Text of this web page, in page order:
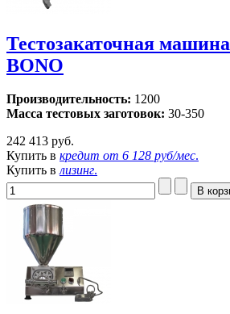
Тестозакаточная
BONO
Производительность: 1200
Масса тестовых заготовок: 30-350
242 413 руб.
Купить в кредит от 6 128 руб/мес.
Купить влизинг.